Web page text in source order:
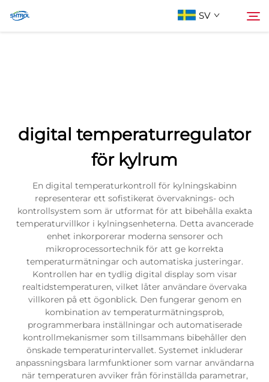
SV
Kontakta oss
digital temperaturregulator
för kylrum
En digital temperaturkontroll för kylningskabinn
representerar ett sofistikerat övervaknings- och
kontrollsystem som är utformat för att bibehålla exakta
temperaturvillkor i kylningsenheterna. Detta avancerade
enhet inkorporerar moderna sensorer och
mikroprocessortechnik för att ge korrekta
temperaturmätningar och automatiska justeringar.
Kontrollen har en tydlig digital display som visar
realtidstemperaturen, vilket låter användare övervaka
villkoren på ett ögonblick. Den fungerar genom en
kombination av temperaturmätningsprob,
programmerbara inställningar och automatiserade
kontrollmekanismer som tillsammans bibehåller den
önskade temperaturintervallet. Systemet inkluderar
anpassningsbara larmfunktioner som varnar användarna
när temperaturen avviker från förinställda parametrar,